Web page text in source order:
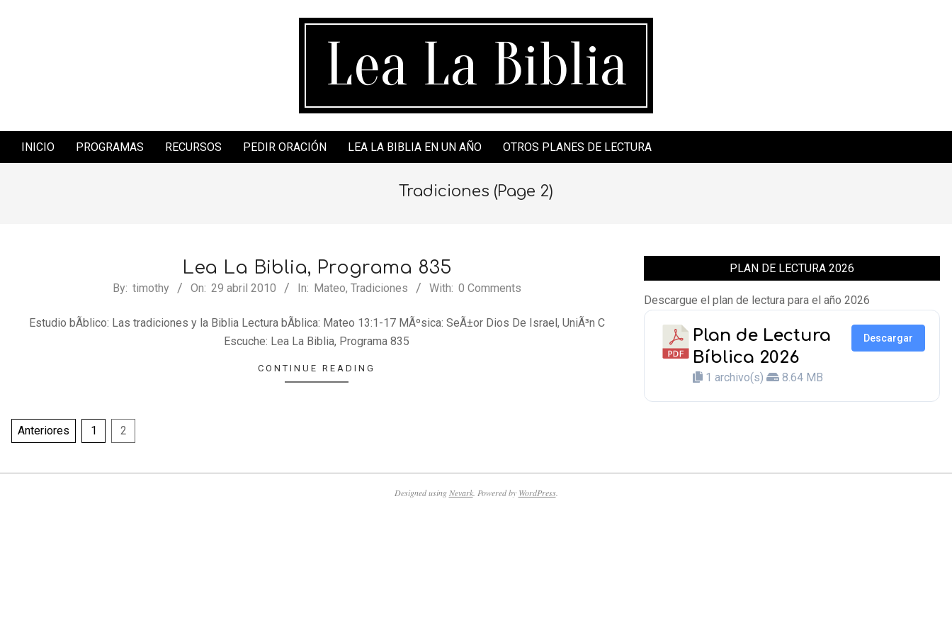
Lea La Biblia
Secondary
INICIO PROGRAMAS RECURSOS PEDIR ORACIÓN LEA LA BIBLIA EN UN AÑO OTROS PLANES DE LECTURA
Tradiciones (Page 2)
Lea La Biblia, Programa 835
29
By: timothy On: 29 abril 2010 In: Mateo, Tradiciones With: 0 Comments
Estudio bÃ­blico: Las tradiciones y la Biblia Lectura bÃ­blica: Mateo 13:1-17 MÃºsica: SeÃ±or Dios De Israel, UniÃ³n C
Escuche: Lea La Biblia, Programa 835
CONTINUE READING
Paginación
entradas
Anteriores 1 2
PLAN DE LECTURA 2026
Descargue el plan de lectura para el año 2026
Plan de Lectura
Bíblica 2026
1 archivo(s) 8.64 MB
Descargar
Designed using Nevark. Powered by WordPress.